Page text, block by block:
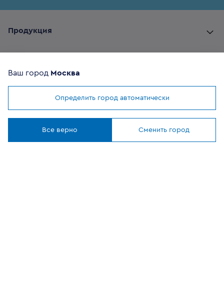
Мы используем cookies
Продукция
Где купить
Ваш город Москва
Определить город автоматически
Все верно Сменить город